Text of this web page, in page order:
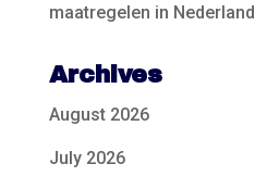
maatregelen in Nederland
Archives
August 2026
July 2026